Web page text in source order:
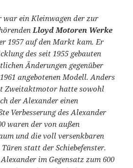
war ein Kleinwagen der zur
Lloyd Motoren Werke
1957 auf den Markt kam. Er
des seit 1955 gebauten
Änderungen gegenüber
angebotenen Modell. Anders
Zweitaktmotor hatte sowohl
der Alexander einen
Verbesserung des Alexander
waren der von außen
und die voll versenkbaren
statt der Schiebefenster.
im Gegensatz zum 600